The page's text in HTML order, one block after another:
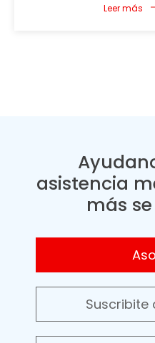
Leer más
asistencia
más
Suscribite